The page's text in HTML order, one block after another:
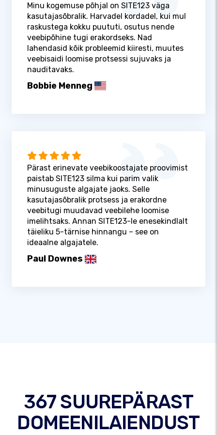
Minu kogemuse põhjal on SITE123 väga
kasutajasõbralik. Harvadel kordadel, kui mul
raskustega kokku puututi, osutus nende
veebipõhine tugi erakordseks. Nad
lahendasid kõik probleemid kiiresti, muutes
veebisaidi loomise protsessi sujuvaks ja
nauditavaks.
Bobbie Menneg
Pärast erinevate veebikoostajate proovimist
paistab SITE123 silma kui parim valik
minusuguste algajate jaoks. Selle
kasutajasõbralik protsess ja erakordne
veebitugi muudavad veebilehe loomise
imelihtsaks. Annan SITE123-le enesekindlalt
täieliku 5-tärnise hinnangu – see on
ideaalne algajatele.
Paul Downes
367 SUUREPÄRAST
DOMEENILAIENDUST